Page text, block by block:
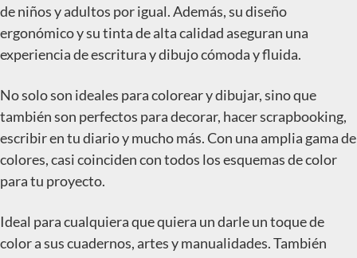
de niños y adultos por igual. Además, su diseño
ergonómico y su tinta de alta calidad aseguran una
experiencia de escritura y dibujo cómoda y fluida.
No solo son ideales para colorear y dibujar, sino que
también son perfectos para decorar, hacer scrapbooking,
escribir en tu diario y mucho más. Con una amplia gama de
colores, casi coinciden con todos los esquemas de color
para tu proyecto.
Ideal para cualquiera que quiera un darle un toque de
color a sus cuadernos, artes y manualidades. También